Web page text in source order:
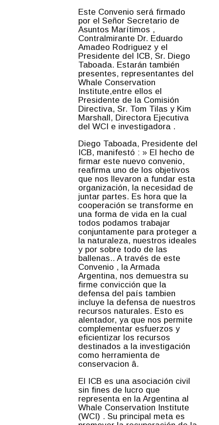
Este Convenio será firmado
por el Señor Secretario de
Asuntos Marítimos ,
Contralmirante Dr. Eduardo
Amadeo Rodriguez y el
Presidente del ICB, Sr. Diego
Taboada. Estarán también
presentes, representantes del
Whale Conservation
Institute,entre ellos el
Presidente de la Comisión
Directiva, Sr. Tom Tilas y Kim
Marshall, Directora Ejecutiva
del WCI e investigadora .
Diego Taboada, Presidente del
ICB, manifestó : » El hecho de
firmar este nuevo convenio,
reafirma uno de los objetivos
que nos llevaron a fundar esta
organización, la necesidad de
juntar partes. Es hora que la
cooperación se transforme en
una forma de vida en la cual
todos podamos trabajar
conjuntamente para proteger a
la naturaleza, nuestros ideales
y por sobre todo de las
ballenas.. A través de este
Convenio , la Armada
Argentina, nos demuestra su
firme convicción que la
defensa del país tambien
incluye la defensa de nuestros
recursos naturales. Esto es
alentador, ya que nos permite
complementar esfuerzos y
eficientizar los recursos
destinados a la investigación
como herramienta de
conservacion â.
El ICB es una asociación civil
sin fines de lucro que
representa en la Argentina al
Whale Conservation Institute
(WCI) . Su principal meta es